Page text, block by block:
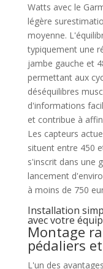
Watts avec le
légère
moyenne.
typiquement une
jambe gauche et
permettant aux
déséquilibres
d'informations
et contribue à
Les capteurs
situent entre 450
s'inscrit dans une
lancement
à moins de 750
Installation
avec votre
Montage
pédaliers
L'un des